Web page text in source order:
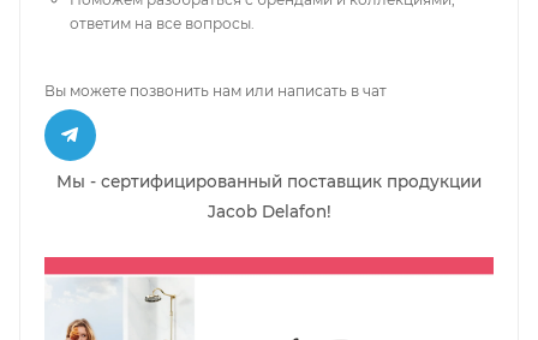
ответим на все вопросы.
Вы можете позвонить нам или написать в чат
Мы - сертифицированный поставщик продукции
Jacob Delafon!